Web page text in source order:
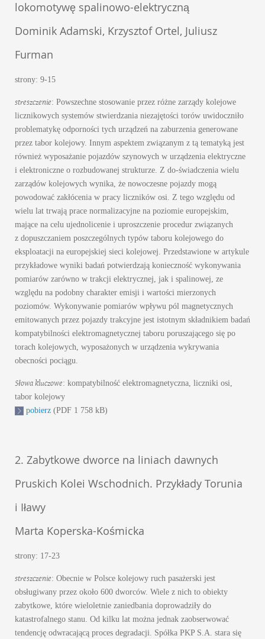
lokomotywę spalinowo-elektryczną
Dominik Adamski, Krzysztof Ortel, Juliusz
Furman
strony: 9-15
streszczenie: Powszechne stosowanie przez różne zarządy kolejowe
licznikowych systemów stwierdzania niezajętości torów uwidoczniło
problematykę odporności tych urządzeń na zaburzenia generowane
przez tabor kolejowy. Innym aspektem związanym z tą tematyką jest
również wyposażanie pojazdów szynowych w urządzenia elektryczne
i elektroniczne o rozbudowanej strukturze. Z do-świadczenia wielu
zarządów kolejowych wynika, że nowoczesne pojazdy mogą
powodować zakłócenia w pracy liczników osi. Z tego względu od
wielu lat trwają prace normalizacyjne na poziomie europejskim,
mające na celu ujednolicenie i uproszczenie procedur związanych
z dopuszczaniem poszczególnych typów taboru kolejowego do
eksploatacji na europejskiej sieci kolejowej. Przedstawione w artykule
przykładowe wyniki badań potwierdzają konieczność wykonywania
pomiarów zarówno w trakcji elektrycznej, jak i spalinowej, ze
względu na podobny charakter emisji i wartości mierzonych
poziomów. Wykonywanie pomiarów wpływu pól magnetycznych
emitowanych przez pojazdy trakcyjne jest istotnym składnikiem badań
kompatybilności elektromagnetycznej taboru poruszającego się po
torach kolejowych, wyposażonych w urządzenia wykrywania
obecności pociągu.
Słowa kluczowe: kompatybilność elektromagnetyczna, liczniki osi,
tabor kolejowy
pobierz (PDF 1 758 kB)
2. Zabytkowe dworce na liniach dawnych
Pruskich Kolei Wschodnich. Przykłady Torunia
i Iławy
Marta Koperska-Kośmicka
strony: 17-23
streszczenie: Obecnie w Polsce kolejowy ruch pasażerski jest
obsługiwany przez około 600 dworców. Wiele z nich to obiekty
zabytkowe, które wieloletnie zaniedbania doprowadziły do
katastrofalnego stanu. Od kilku lat można jednak zaobserwować
tendencję odwracającą proces degradacji. Spółka PKP S.A. stara się